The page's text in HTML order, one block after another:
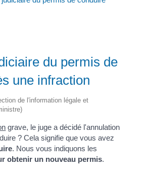
du permis de
une infraction
de l'information légale et
grave, le juge a décidé l'annulation
? Cela signifie que vous avez
. Nous vous indiquons les
obtenir un nouveau permis.